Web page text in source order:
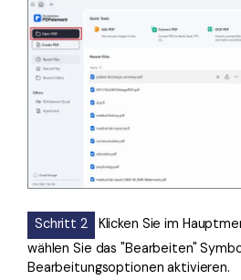
Schritt 2
Klicken Sie im
wählen Sie das "Bearbeiten"
Bearbeitungsoptionen aktivieren.